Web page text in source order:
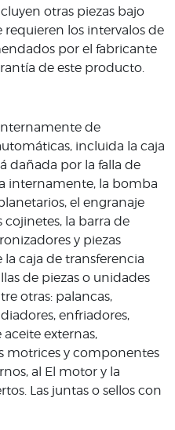
otras piezas bajo
requieren los intervalos de
por el fabricante
de este producto.
de
incluida la caja
dañada por la falla de
internamente, la bomba
el engranaje
cojinetes, la barra de
y piezas
caja de transferencia
de piezas o unidades
otras: palancas,
enfriadores,
externas,
motrices y componentes
al El motor y la
Las juntas o sellos con